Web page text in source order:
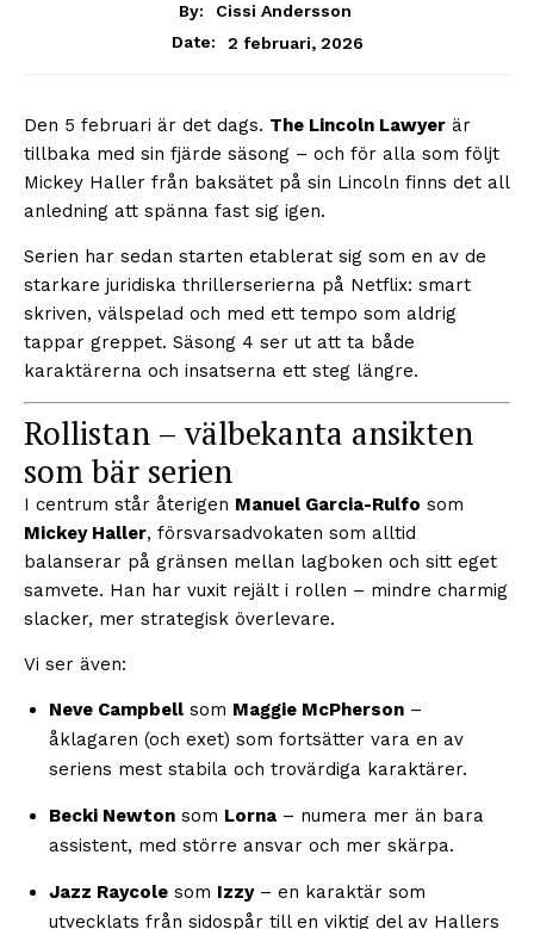
By:
Cissi Andersson
Date:
2 februari, 2026
Den 5 februari är det dags. The Lincoln Lawyer är
tillbaka med sin fjärde säsong – och för alla som följt
Mickey Haller från baksätet på sin Lincoln finns det all
anledning att spänna fast sig igen.
Serien har sedan starten etablerat sig som en av de
starkare juridiska thrillerserierna på Netflix: smart
skriven, välspelad och med ett tempo som aldrig
tappar greppet. Säsong 4 ser ut att ta både
karaktärerna och insatserna ett steg längre.
Rollistan – välbekanta ansikten
som bär serien
I centrum står återigen Manuel Garcia-Rulfo som
Mickey Haller, försvarsadvokaten som alltid
balanserar på gränsen mellan lagboken och sitt eget
samvete. Han har vuxit rejält i rollen – mindre charmig
slacker, mer strategisk överlevare.
Vi ser även:
Neve Campbell som Maggie McPherson –
åklagaren (och exet) som fortsätter vara en av
seriens mest stabila och trovärdiga karaktärer.
Becki Newton som Lorna – numera mer än bara
assistent, med större ansvar och mer skärpa.
Jazz Raycole som Izzy– en karaktär som
utvecklats från sidospår till en viktig del av Hallers